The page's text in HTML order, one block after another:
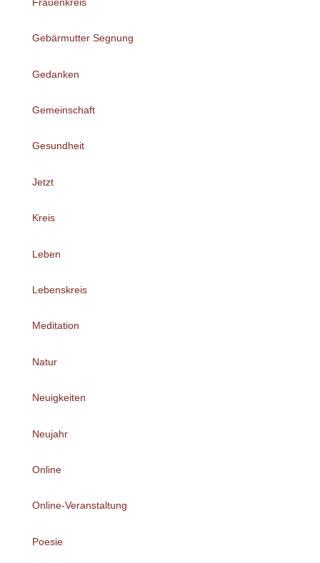
Gebärmutter Segnung
Gedanken
Gemeinschaft
Gesundheit
Jetzt
Kreis
Leben
Lebenskreis
Meditation
Natur
Neuigkeiten
Neujahr
Online
Online-Veranstaltung
Poesie